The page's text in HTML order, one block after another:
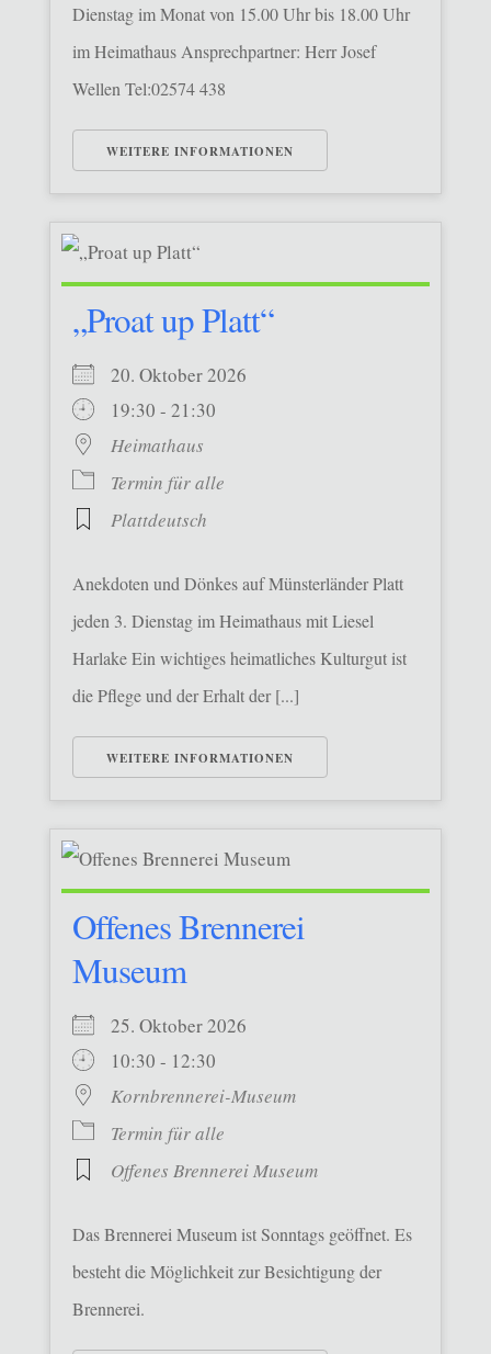
Dienstag im Monat von 15.00 Uhr bis 18.00 Uhr
im Heimathaus Ansprechpartner: Herr Josef
Wellen Tel:02574 438
WEITERE INFORMATIONEN
„Proat up Platt“
20. Oktober 2026
19:30 - 21:30
Heimathaus
Termin für alle
Plattdeutsch
Anekdoten und Dönkes auf Münsterländer Platt
jeden 3. Dienstag im Heimathaus mit Liesel
Harlake Ein wichtiges heimatliches Kulturgut ist
die Pflege und der Erhalt der [...]
WEITERE INFORMATIONEN
Offenes Brennerei
Museum
25. Oktober 2026
10:30 - 12:30
Kornbrennerei-Museum
Termin für alle
Offenes Brennerei Museum
Das Brennerei Museum ist Sonntags geöffnet. Es
besteht die Möglichkeit zur Besichtigung der
Brennerei.